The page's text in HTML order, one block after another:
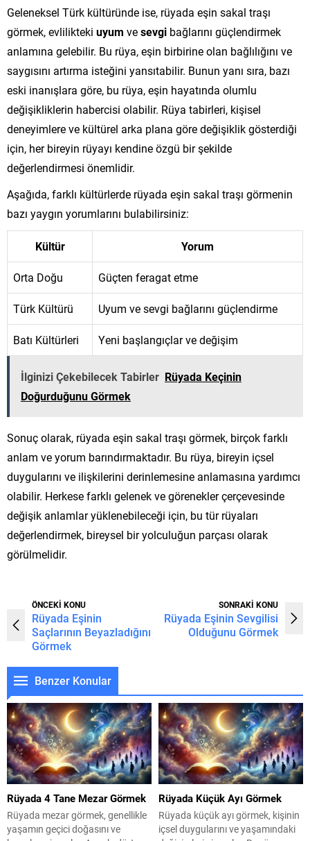
Geleneksel Türk kültüründe ise, rüyada eşin sakal traşı
görmek, evlilikteki uyum vesevgi bağlarını güçlendirmek
anlamına gelebilir. Bu rüya, eşin birbirine olan bağlılığını ve
saygısını artırma isteğini yansıtabilir. Bunun yanı sıra, bazı
eski inanışlara göre, bu rüya, eşin hayatında olumlu
değişikliklerin habercisi olabilir. Rüya tabirleri, kişisel
deneyimlere ve kültürel arka plana göre değişiklik gösterdiği
için, her bireyin rüyayı kendine özgü bir şekilde
değerlendirmesi önemlidir.
Aşağıda, farklı kültürlerde rüyada eşin sakal traşı görmenin
bazı yaygın yorumlarını bulabilirsiniz:
Kültür Yorum
Orta Doğu Güçten feragat etme
Türk Kültürü Uyum ve sevgi bağlarını güçlendirme
Batı Kültürleri Yeni başlangıçlar ve değişim
İlginizi Çekebilecek Tabirler Rüyada Keçinin
Doğurduğunu Görmek
Sonuç olarak, rüyada eşin sakal traşı görmek, birçok farklı
anlam ve yorum barındırmaktadır. Bu rüya, bireyin içsel
duygularını ve ilişkilerini derinlemesine anlamasına yardımcı
olabilir. Herkese farklı gelenek ve görenekler çerçevesinde
değişik anlamlar yüklenebileceği için, bu tür rüyaları
değerlendirmek, bireysel bir yolculuğun parçası olarak
görülmelidir.
ÖNCEKİ KONU
Rüyada Eşinin
Saçlarının Beyazladığını
Görmek
SONRAKİ KONU
Rüyada Eşinin Sevgilisi
Olduğunu Görmek
Benzer Konular
Rüyada 4 Tane Mezar Görmek
Rüyada mezar görmek, genellikle
yaşamın geçici doğasını ve
Rüyada Küçük Ayı Görmek
Rüyada küçük ayı görmek, kişinin
içsel duygularını ve yaşamındaki